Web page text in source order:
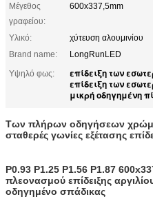
Μέγεθος
γραφείου:
600x337,5mm
Υλικό:
χύτευση αλουμινίου
Brand name:
LongRunLED
Υψηλό φως:
επίδειξη των
επίδειξη των
μικρή οδηγημένη
Των πλήρων οδηγήσεων
σταθερές γωνίες εξέτασης
P0.93 P1.25 P1.56 P1.87
πλεονασμού επίδειξης
οδηγημένο σπάδικας